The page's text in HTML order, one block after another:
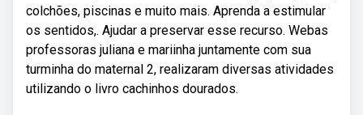
colchões, piscinas e muito mais. Aprenda a estimular
os sentidos,. Ajudar a preservar esse recurso. Webas
professoras juliana e mariinha juntamente com sua
turminha do maternal 2, realizaram diversas atividades
utilizando o livro cachinhos dourados.